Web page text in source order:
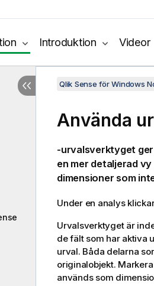
Introduktion Videor
Qlik Sense för Windows
Använda
-urvalsverktyget
en mer detaljerad
dimensioner som
Under en analys
Urvalsverktyget är
de fält som har aktiva
urval. Båda delarna
originalobjekt. Markera
används som